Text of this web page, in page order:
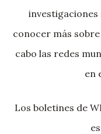
conocer más
cabo las redes
en
Los boletines de